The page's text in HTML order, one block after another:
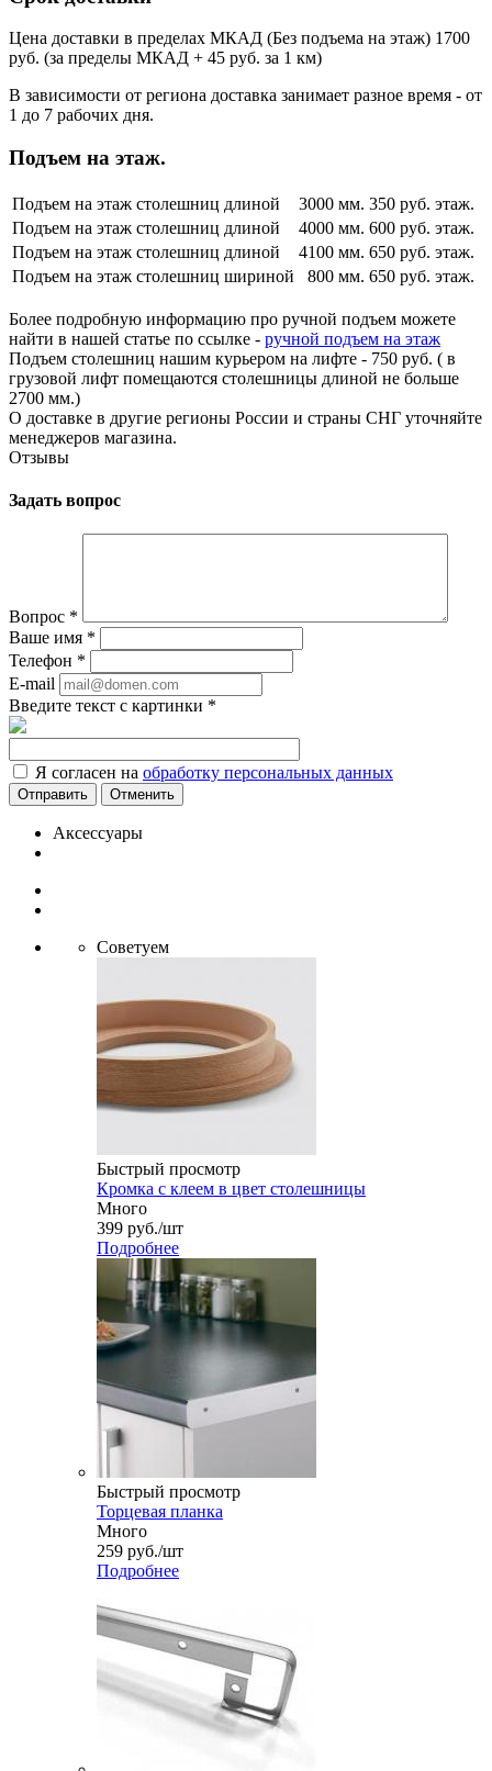
Цена доставки в пределах МКАД (Без подъема на этаж) 1700
руб. (за пределы МКАД + 45 руб. за 1 км)
В зависимости от региона доставка занимает разное время - от
1 до 7 рабочих дня.
Подъем на этаж.
Подъем на этаж столешниц длиной 3000 мм. 350 руб. этаж.
Подъем на этаж столешниц длиной
4000 мм. 600 руб. этаж.
Подъем на этаж столешниц длиной
4100 мм. 650 руб. этаж.
Подъем на этаж столешниц шириной
800 мм. 650 руб. этаж.
Более подробную информацию про ручной подъем можете
найти в нашей статье по ссылке - ручной подъем на этаж
Подъем столешниц нашим курьером на лифте - 750 руб. ( в
грузовой лифт помещаются столешницы длиной не больше
2700 мм.)
О доставке в другие регионы России и страны СНГ уточняйте
менеджеров магазина.
Отзывы
Задать вопрос
Вопрос *
Ваше имя *
Телефон *
E-mail
Введите текст с картинки *
Я согласен на обработку персональных данных
Отменить
Аксессуары
Советуем
Быстрый просмотр
Кромка с клеем в цвет столешницы
Много
399 руб./шт
Подробнее
Быстрый просмотр
Торцевая планка
Много
259 руб./шт
Подробнее